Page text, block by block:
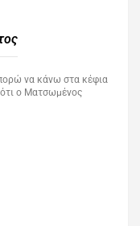
να κάνω στα κέφια
ότι ο Ματσωμένος